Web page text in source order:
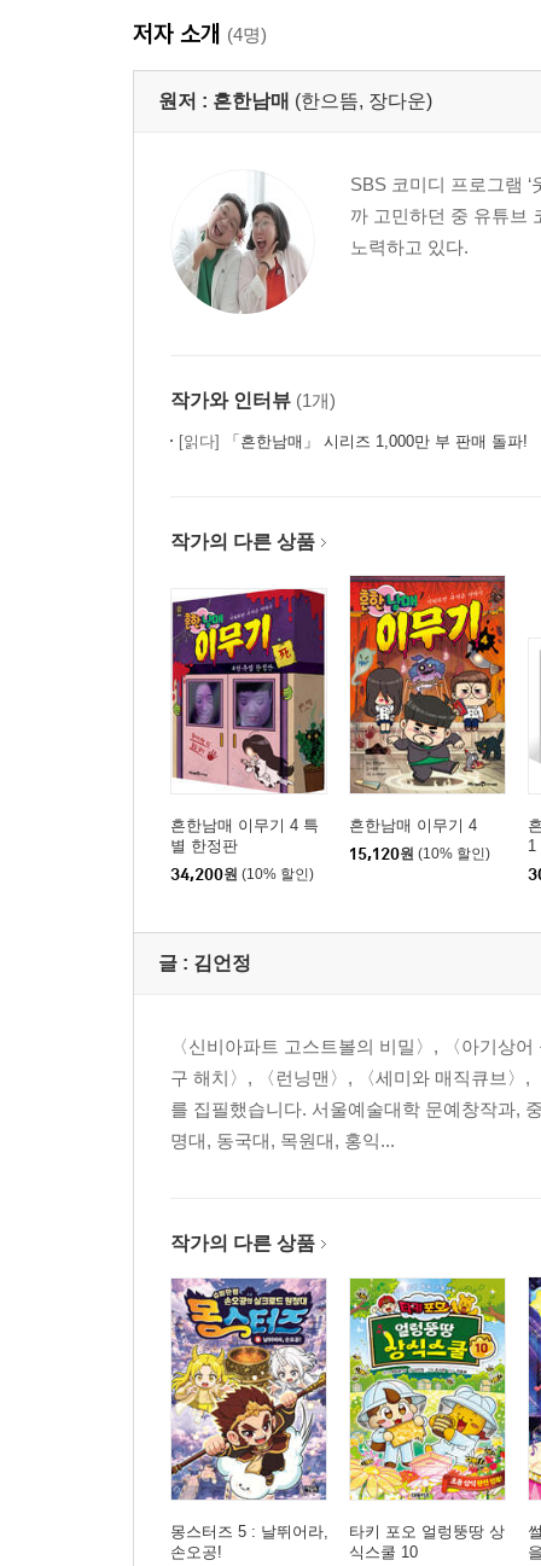
저자 소개 (4명)
원저 : 흔한남매 (한으뜸, 장다운)
SBS 코미디 프로그램
까 고민하던 중 유튜브
노력하고 있다.
작가와 인터뷰 (1개)
[읽다] 「흔한남매」 시리즈 1,000만 부 판매 돌파!
작가의 다른 상품
흔한남매 이무기 4 특
별 한정판
34,200원 (10% 할인)
흔한남매 이무기 4
15,120원 (10% 할인)
1
글 : 김언정
〈신비아파트 고스트볼의 비밀〉, 〈아기상
구 해치〉, 〈런닝맨〉, 〈세미와 매직큐브〉
를 집필했습니다. 서울예술대학 문예창작과,
명대, 동국대, 목원대, 홍익...
작가의 다른 상품
몽스터즈 5 : 날뛰어라,
손오공!
타키 포오 얼렁뚱땅 상
식스쿨 10